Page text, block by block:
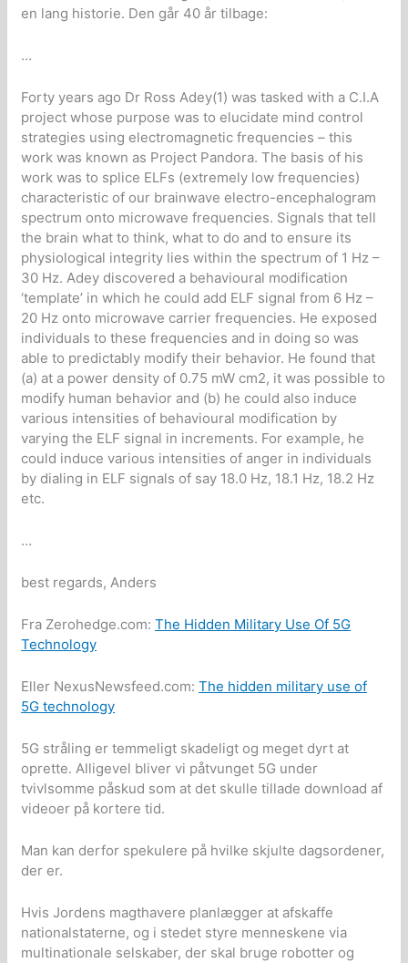
en lang historie. Den går 40 år tilbage:
…
Forty years ago Dr Ross Adey(1) was tasked with a C.I.A
project whose purpose was to elucidate mind control
strategies using electromagnetic frequencies – this
work was known as Project Pandora. The basis of his
work was to splice ELFs (extremely low frequencies)
characteristic of our brainwave electro-encephalogram
spectrum onto microwave frequencies. Signals that tell
the brain what to think, what to do and to ensure its
physiological integrity lies within the spectrum of 1 Hz –
30 Hz. Adey discovered a behavioural modification
‘template’ in which he could add ELF signal from 6 Hz –
20 Hz onto microwave carrier frequencies. He exposed
individuals to these frequencies and in doing so was
able to predictably modify their behavior. He found that
(a) at a power density of 0.75 mW cm2, it was possible to
modify human behavior and (b) he could also induce
various intensities of behavioural modification by
varying the ELF signal in increments. For example, he
could induce various intensities of anger in individuals
by dialing in ELF signals of say 18.0 Hz, 18.1 Hz, 18.2 Hz
etc.
…
best regards, Anders
Fra Zerohedge.com:The Hidden Military Use Of 5G
Technology
Eller NexusNewsfeed.com:The hidden military use of
5G technology
5G stråling er temmeligt skadeligt og meget dyrt at
oprette. Alligevel bliver vi påtvunget 5G under
tvivlsomme påskud som at det skulle tillade download af
videoer på kortere tid.
Man kan derfor spekulere på hvilke skjulte dagsordener,
der er.
Hvis Jordens magthavere planlægger at afskaffe
nationalstaterne, og i stedet styre menneskene via
multinationale selskaber, der skal bruge robotter og